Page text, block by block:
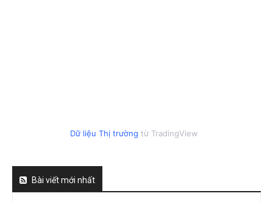
Dữ liệu Thị trường từ TradingView
Bài viết mới nhất